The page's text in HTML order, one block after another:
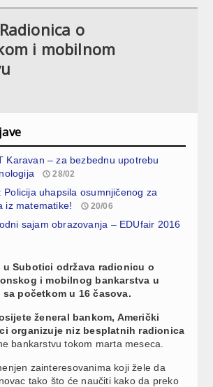
o
i mobilnom
Karavan – za bezbednu upotrebu
28/02
Policija uhapsila osumnjičenog za
iz matematike!
20/06
sajam obrazovanja – EDUfair 2016
u Subotici održava radionicu o
i mobilnog bankarstva u
sa početkom u 16 časova.
ženeral bankom, Američki
organizuje niz besplatnih radionica
bankarstvu tokom marta meseca.
zainteresovanima koji žele da
tako što će naučiti kako da preko